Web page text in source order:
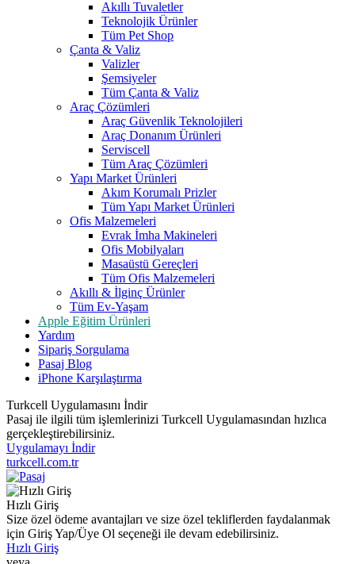
Akıllı Tuvaletler
Teknolojik Ürünler
Tüm Pet Shop
Çanta & Valiz
Valizler
Şemsiyeler
Tüm Çanta & Valiz
Araç Çözümleri
Araç Güvenlik Teknolojileri
Araç Donanım Ürünleri
Serviscell
Tüm Araç Çözümleri
Yapı Market Ürünleri
Akım Korumalı Prizler
Tüm Yapı Market Ürünleri
Ofis Malzemeleri
Evrak İmha Makineleri
Ofis Mobilyaları
Masaüstü Gereçleri
Tüm Ofis Malzemeleri
Akıllı & İlginç Ürünler
Tüm Ev-Yaşam
Apple Eğitim Ürünleri
Yardım
Sipariş Sorgulama
Pasaj Blog
iPhone Karşılaştırma
Turkcell Uygulamasını İndir
Pasaj ile ilgili tüm işlemlerinizi Turkcell Uygulamasından hızlıca
gerçekleştirebilirsiniz.
Uygulamayı İndir
turkcell.com.tr
Hızlı Giriş
Size özel ödeme avantajları ve size özel tekliflerden faydalanmak
için Giriş Yap/Üye Ol seçeneği ile devam edebilirsiniz.
Hızlı Giriş